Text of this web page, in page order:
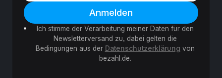
Ich stimme der Verarbeitung meiner Daten für den
Newsletterversand zu, dabei gelten die
Bedingungen aus der Datenschutzerklärung von
bezahl.de.